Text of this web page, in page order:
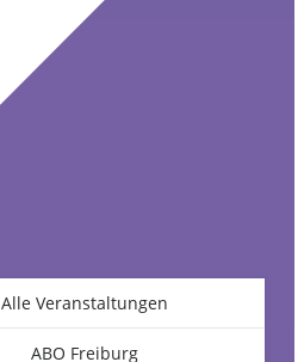
Alle Veranstaltungen
ABO Freiburg